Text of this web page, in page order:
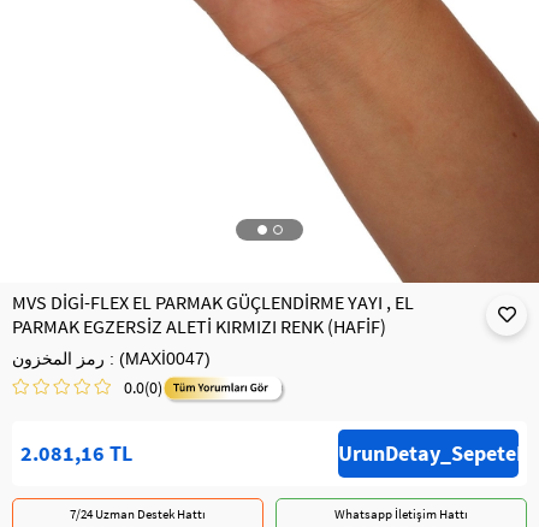
MVS DİGİ-FLEX EL PARMAK GÜÇLENDİRME YAYI , EL
PARMAK EGZERSİZ ALETİ KIRMIZI RENK (HAFİF)
رمز المخزون (MAXİ0047)
0.0(0)
2.081,16 TL
Whatsapp İletişim Hattı
7/24 Uzman Destek Hattı